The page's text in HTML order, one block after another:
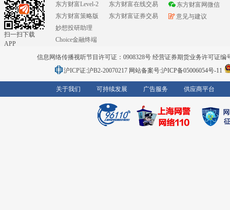
扫一扫下载
APP
东方财富Level-2
东方财富策略版
妙想投研助理
Choice金融终端
东方财富在线交易
东方财富证券交易
东方财富网微信
意见与建议
信息网络传播视听节目许可证：0908328号 经营证券期货业务许可证编
沪ICP证:沪B2-20070217 网站备案号:沪ICP备05006054号-11
关于我们 可持续发展 广告服务 供应商平台